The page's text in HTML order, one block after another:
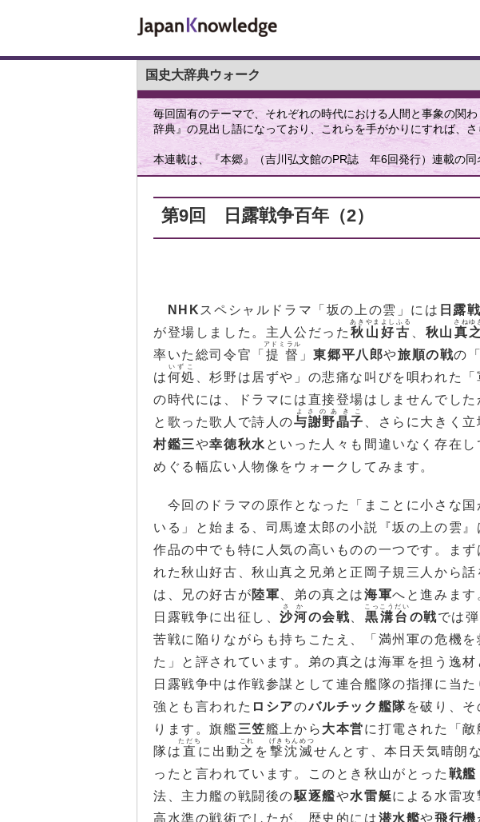
国史大辞典ウォーク
毎回固有のテーマで、それぞれの時代における人間と事象の関
辞典』の見出し語になっており、これらを手がかりにすれば、
本連載は、『本郷』（吉川弘文館のPR誌 年6回発行）連載の同
第9回 日露戦争百年（2）
NHK スペシャルドラマ「坂の上の雲」には 日露
が登場しました。主人公だった 秋山好古
あきやまよしふる
秋山 真之
さねゆ
率いた総司令官「 提督
アドミラル
」東郷平八郎や旅順の戦の
は何処
いずこ
、杉野は居ずや」の悲痛な叫びを唄われた「
の時代には、ドラマには直接登場はしませんでし
と歌った歌人で詩人の与謝野晶子
よさのあきこ
、さらに大きく
村鑑三や幸徳秋水 といった人々も間違いなく存在
めぐる幅広い人物像をウォークしてみます。
今回のドラマの原作となった「まことに小さな国
いる」と始まる、司馬遼太郎の小説『坂の上の雲
作品の中でも特に人気の高いものの一つです。まず
れた秋山好古、秋山真之兄弟と正岡子規三人から
は、兄の好古が陸軍 、弟の真之は海軍へと進みます
日露戦争に出征し、沙河
さか
の会戦 黒溝台
こっこうだい
の戦では
苦戦に陥りながらも持ちこたえ、「満州軍の危機
た」と評されています。弟の真之は海軍を担う逸材
日露戦争中は作戦参謀として連合艦隊の指揮に当た
強とも言われた ロシアのバルチック艦隊を破り、
ります。旗艦三笠艦上から 大本営に打電された「
隊は 直
ただち
に出動 之
これ
を 撃沈滅
げきちんめつ
せんとす、本日天気晴朗
ったと言われています。このとき秋山がとった 戦艦
法、主力艦の戦闘後の駆逐艦や水雷艇による水雷
高水準の戦術でしたが、歴史的には潜水艦や飛行機